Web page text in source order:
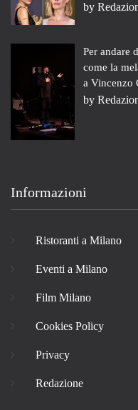
by
Per andare
come la
a Vincenzo
by
Informazioni
Ristoranti a Milano
Eventi a Milano
Film Milano
Cookies Policy
Privacy
Redazione